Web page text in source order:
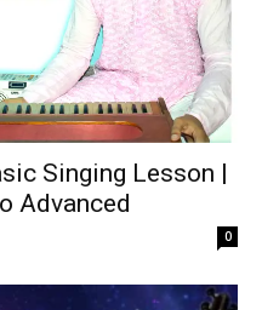
Singing Lesson |
Advanced
0